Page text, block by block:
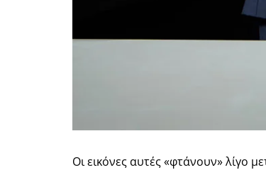
Οι εικόνες αυτές «φτάνουν» λίγο